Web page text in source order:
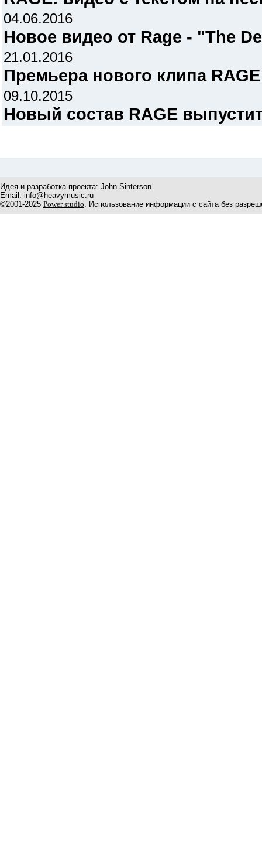
04.06.2016
Новое видео от Rage - "The
21.01.2016
Премьера нового клипа RAGE
09.10.2015
Новый состав RAGE
Идея и разработка проекта: John Sinterson
Email: info@heavymusic.ru
©2001-2025 Power studio. Использование информации с сайта без